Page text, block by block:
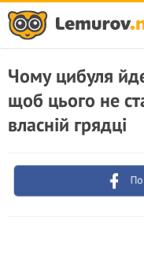
Чому цибуля
щоб цього не
власній грядці